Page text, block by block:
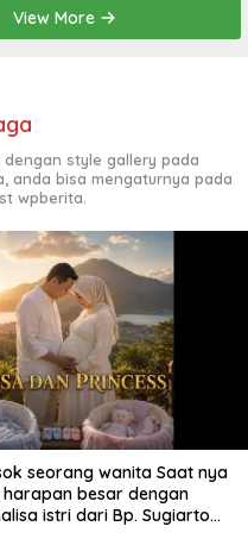
View More
style gallery pada
anda bisa mengaturnya pada
wpberita.
seorang wanita Saat nya
harapan besar dengan
istri dari Bp. Sugiarto